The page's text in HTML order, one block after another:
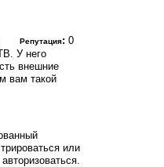
Репутация: 0
У него
внешние
вам такой
или
авторизоваться.